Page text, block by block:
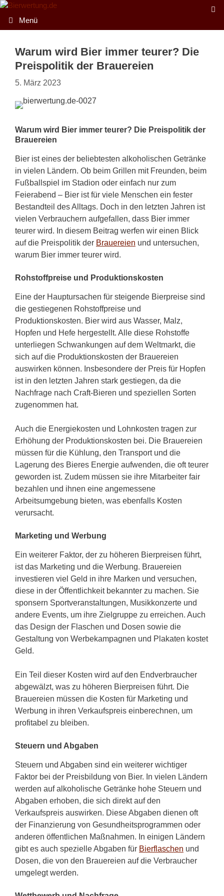
Zum
Inhalt
springen
Menü
Warum wird Bier immer teurer? Die
Preispolitik der Brauereien
5. März 2023
Warum wird Bier immer teurer? Die Preispolitik der
Brauereien
Bier ist eines der beliebtesten alkoholischen Getränke
in vielen Ländern. Ob beim Grillen mit Freunden, beim
Fußballspiel im Stadion oder einfach nur zum
Feierabend – Bier ist für viele Menschen ein fester
Bestandteil des Alltags. Doch in den letzten Jahren ist
vielen Verbrauchern aufgefallen, dass Bier immer
teurer wird. In diesem Beitrag werfen wir einen Blick
auf die Preispolitik der Brauereien und untersuchen,
warum Bier immer teurer wird.
Rohstoffpreise und Produktionskosten
Eine der Hauptursachen für steigende Bierpreise sind
die gestiegenen Rohstoffpreise und
Produktionskosten. Bier wird aus Wasser, Malz,
Hopfen und Hefe hergestellt. Alle diese Rohstoffe
unterliegen Schwankungen auf dem Weltmarkt, die
sich auf die Produktionskosten der Brauereien
auswirken können. Insbesondere der Preis für Hopfen
ist in den letzten Jahren stark gestiegen, da die
Nachfrage nach Craft-Bieren und speziellen Sorten
zugenommen hat.
Auch die Energiekosten und Lohnkosten tragen zur
Erhöhung der Produktionskosten bei. Die Brauereien
müssen für die Kühlung, den Transport und die
Lagerung des Bieres Energie aufwenden, die oft teurer
geworden ist. Zudem müssen sie ihre Mitarbeiter fair
bezahlen und ihnen eine angemessene
Arbeitsumgebung bieten, was ebenfalls Kosten
verursacht.
Marketing und Werbung
Ein weiterer Faktor, der zu höheren Bierpreisen führt,
ist das Marketing und die Werbung. Brauereien
investieren viel Geld in ihre Marken und versuchen,
diese in der Öffentlichkeit bekannter zu machen. Sie
sponsern Sportveranstaltungen, Musikkonzerte und
andere Events, um ihre Zielgruppe zu erreichen. Auch
das Design der Flaschen und Dosen sowie die
Gestaltung von Werbekampagnen und Plakaten kostet
Geld.
Ein Teil dieser Kosten wird auf den Endverbraucher
abgewälzt, was zu höheren Bierpreisen führt. Die
Brauereien müssen die Kosten für Marketing und
Werbung in ihren Verkaufspreis einberechnen, um
profitabel zu bleiben.
Steuern und Abgaben
Steuern und Abgaben sind ein weiterer wichtiger
Faktor bei der Preisbildung von Bier. In vielen Ländern
werden auf alkoholische Getränke hohe Steuern und
Abgaben erhoben, die sich direkt auf den
Verkaufspreis auswirken. Diese Abgaben dienen oft
der Finanzierung von Gesundheitsprogrammen oder
anderen öffentlichen Maßnahmen. In einigen Ländern
gibt es auch spezielle Abgaben für Bierflaschen und
Dosen, die von den Brauereien auf die Verbraucher
umgelegt werden.